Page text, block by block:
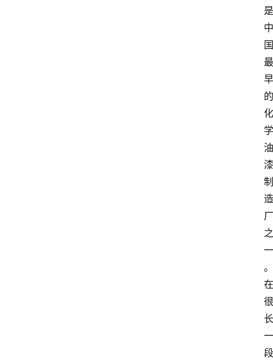
是
中
国
最
早
的
化
学
油
漆
制
造
厂
之
一
。
在
很
长
一
段